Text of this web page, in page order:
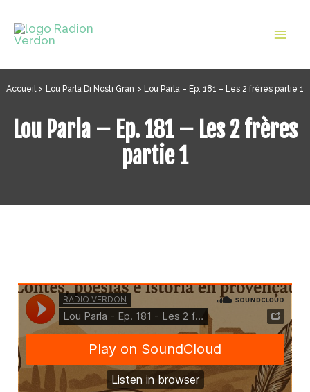
contenu
Accueil Lou Parla Di Nosti Gran Lou Parla – Ep. 181 – Les 2 frères partie 1
Lou Parla – Ep. 181 – Les 2 frères
partie 1